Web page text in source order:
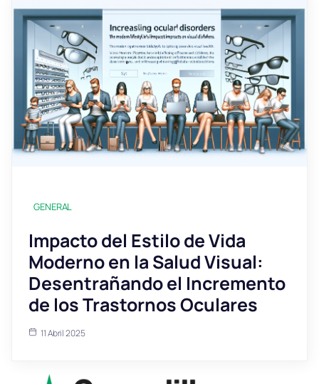
GENERAL
Impacto del Estilo de Vida
Moderno en la Salud Visual:
Desentrañando el Incremento
de los Trastornos Oculares
11 Abril 2025